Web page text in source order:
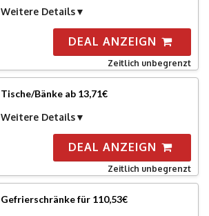
Weitere Details
DEAL ANZEIGN
Zeitlich unbegrenzt
Tische/Bänke ab 13,71€
Weitere Details
DEAL ANZEIGN
Zeitlich unbegrenzt
Gefrierschränke für 110,53€